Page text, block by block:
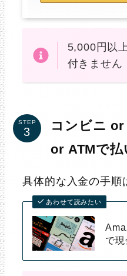
5,000円以
付きません
STEP
コンビニ
or ATMで払
具体的な入金の手順
あわせて読みたい
で